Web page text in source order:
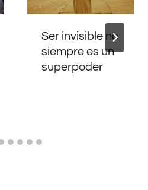
Ser invisible no
siempre es un
superpoder